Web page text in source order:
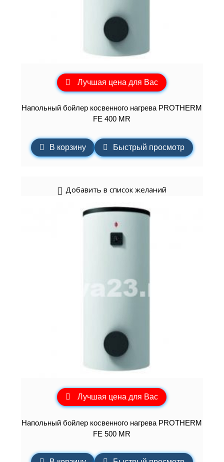
Лучшая цена для Вас
Напольный бойлер косвенного нагрева PROTHERM
FE 400 MR
В корзину Быстрый просмотр
Добавить в список желаний
Лучшая цена для Вас
Напольный бойлер косвенного нагрева PROTHERM
FE 500 MR